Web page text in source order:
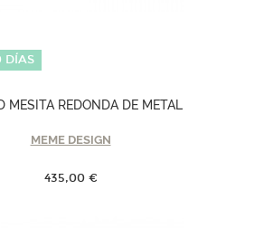
DÍAS
MESITA REDONDA DE METAL
MEME DESIGN
435,00 €